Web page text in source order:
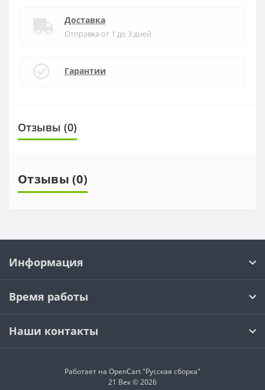
Доставка
Отправка от 1 до 3 дней
Гарантии
Отзывы (0)
Отзывы (0)
Информация
Время работы
Наши контакты
Работает на OpenCart "Русская сборка"
21 Век © 2026